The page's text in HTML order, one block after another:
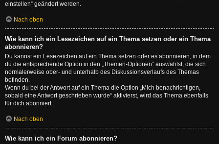
einstellen“ geändert werden.
Nach oben
Wie kann ich ein Lesezeichen auf ein Thema setzen oder ein Thema
abonnieren?
Du kannst ein Lesezeichen auf ein Thema setzen oder es abonnieren, in dem
du die entsprechende Option in den „Themen-Optionen“ auswählst, die sich
normalerweise ober- und unterhalb des Diskussionsverlaufs des Themas
befinden.
Wenn du bei der Antwort auf ein Thema die Option „Mich benachrichtigen,
sobald eine Antwort geschrieben wurde“ aktivierst, wird das Thema ebenfalls
für dich abonniert.
Nach oben
Wie kann ich ein Forum abonnieren?